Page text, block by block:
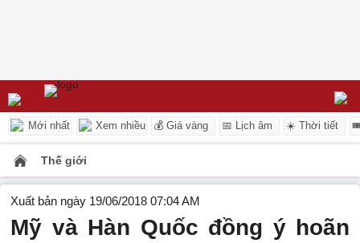
Mới nhất Xem nhiều 💰 Giá vàng 📅 Lịch âm ☀️ Thời tiết
Thế giới
Xuất bản ngày 19/06/2018 07:04 AM
Mỹ và Hàn Quốc đồng ý hoãn